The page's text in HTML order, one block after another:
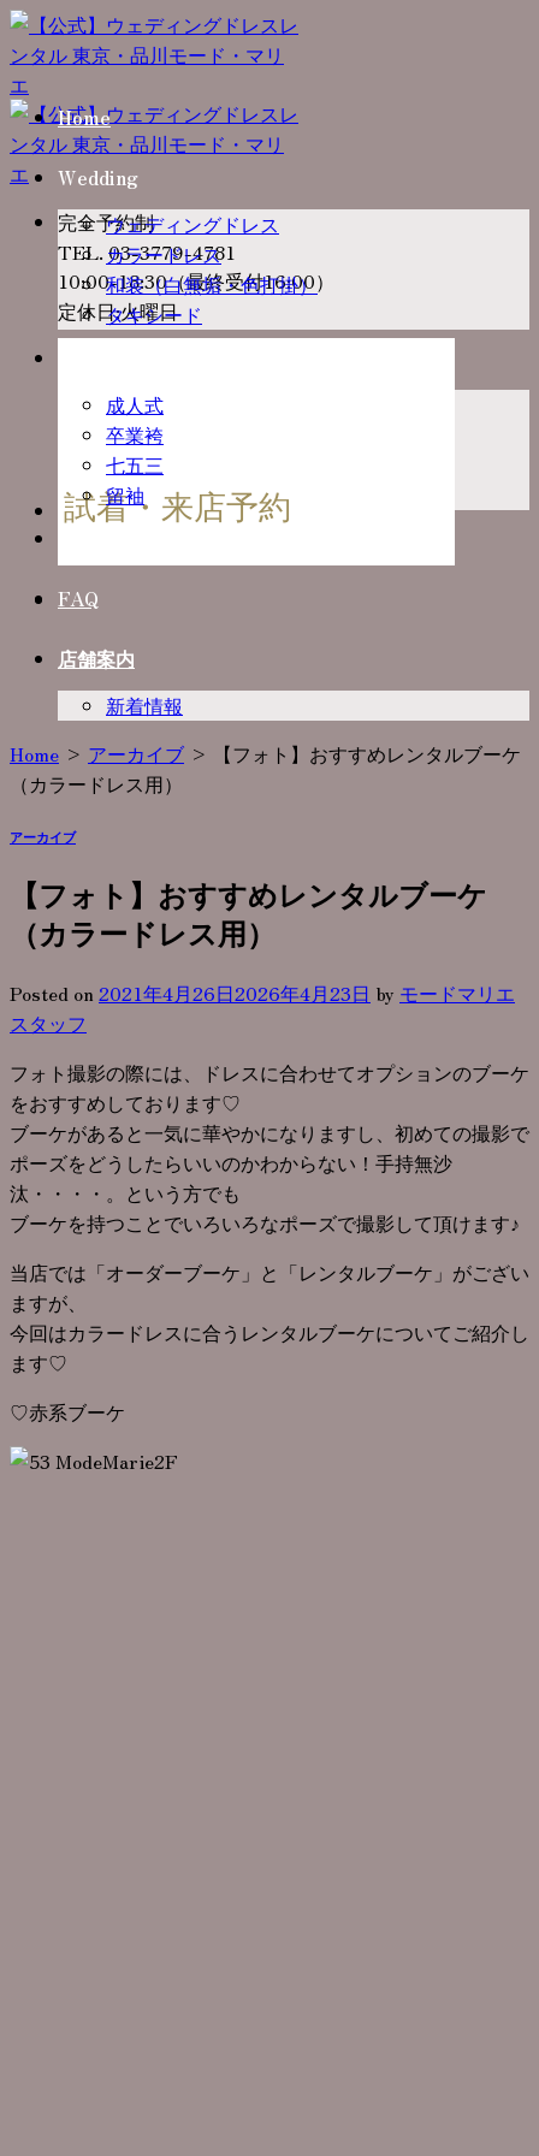
Skip
to
content
完全予約制
TEL. 03-3779-4781
10:00-18:30（最終受付16:00）
定休日:火曜日
試着・来店予約
Home
Wedding
ウェディングドレス
カラードレス
和装（白無垢・色打掛）
タキシード
成人式
卒業袴
七五三
留袖
FAQ
店舗案内
新着情報
Home > アーカイブ >
【フォト】おすすめレンタルブーケ
（カラードレス用）
アーカイブ
【フォト】おすすめレンタルブーケ
（カラードレス用）
Posted on 2021年4月26日2026年4月23日 by モードマリエ
スタッフ
フォト撮影の際には、ドレスに合わせてオプションのブーケ
をおすすめしております♡
ブーケがあると一気に華やかになりますし、初めての撮影で
ポーズをどうしたらいいのかわからない！手持無沙
汰・・・・。という方でも
ブーケを持つことでいろいろなポーズで撮影して頂けます♪
当店では「オーダーブーケ」と「レンタルブーケ」がござい
ますが、
今回はカラードレスに合うレンタルブーケについてご紹介し
ます♡
♡赤系ブーケ